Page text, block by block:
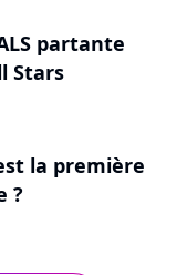
partante
Stars
la première
?